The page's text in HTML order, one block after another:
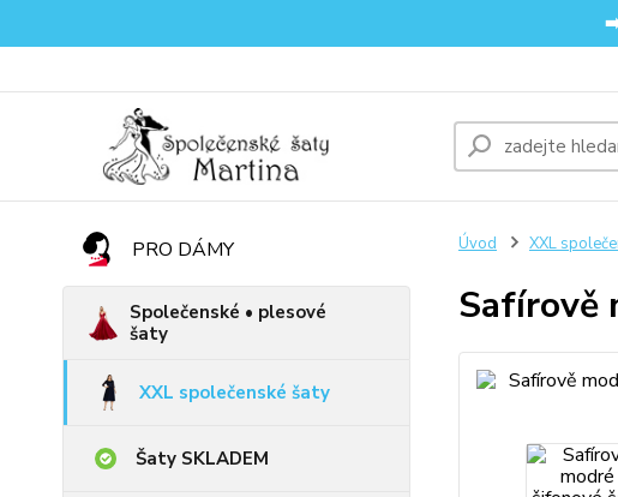
PRO DÁMY
Společenské • plesové
šaty
XXL společenské šaty
Šaty SKLADEM
Úvod XXL
Safírově